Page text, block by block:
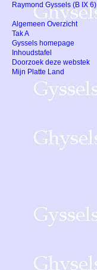
Raymond Gyssels (B IX 6)
Algemeen Overzicht
Tak A
Gyssels homepage
Inhoudstafel
Doorzoek deze webstek
Mijn Platte Land